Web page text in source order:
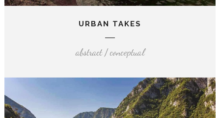
URBAN TAKES
abstract / conceptual